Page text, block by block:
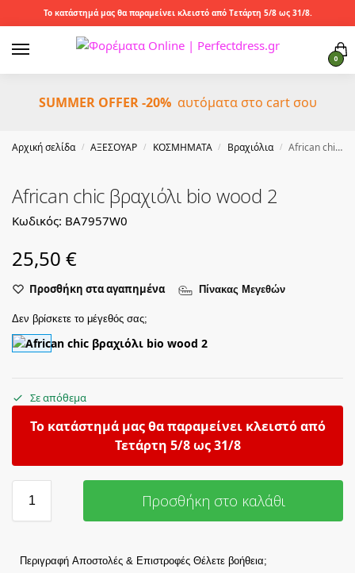
Το κατάστημά μας θα παραμείνει κλειστό από Τετάρτη 5/8 ως 31/8.
0
SUMMER OFFER -20%αυτόματα στο cart σου
Αρχική σελίδα / ΑΞΕΣΟΥΑΡ / ΚΟΣΜΗΜΑΤΑ / Βραχιόλια / African chic βραχιόλι bio wood 2
African chic βραχιόλι bio wood 2
Κωδικός: BA7957W0
25,50 €
Προσθήκη στα αγαπημένα Πίνακας Μεγεθών
Δεν βρίσκετε το μέγεθός σας;
Σε απόθεμα
Το κατάστημά μας θα παραμείνει κλειστό από
Τετάρτη 5/8 ως 31/8
Προσθήκη στο καλάθι
Περιγραφή Αποστολές & Επιστροφές Θέλετε βοήθεια;